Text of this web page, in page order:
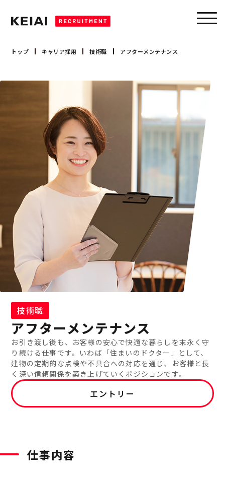
コーポレート職
募集要項
新卒採用
大卒 採用
大卒 インターンシップ
高卒 採用
会社を知る
会社概要
事業領域
トップメッセージ
数字で見るケイアイ
トップ キャリア採用 技術職 アフターメンテナンス
技術職
アフターメンテナンス
お引き渡し後も、お客様の安心で快適な暮らしを末永く守
り続ける仕事です。いわば「住まいのドクター」として、
建物の定期的な点検や不具合への対応を通じ、お客様と長
く深い信頼関係を築き上げていくポジションです。
エントリー
仕事内容